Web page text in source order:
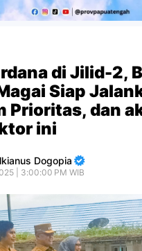
di Jilid-2,
Siap
Prioritas, dan
ini
Dogopia
| 3:00:00 PM WIB